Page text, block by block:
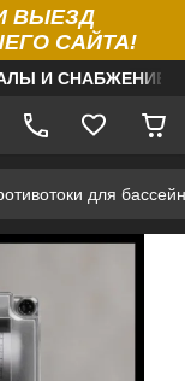
ВЫЕЗД
САЙТА!
И
для